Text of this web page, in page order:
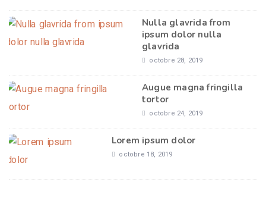
Nulla glavrida from
ipsum dolor nulla
glavrida
octobre 28, 2019
Augue magna fringilla
tortor
octobre 24, 2019
Lorem ipsum dolor
octobre 18, 2019